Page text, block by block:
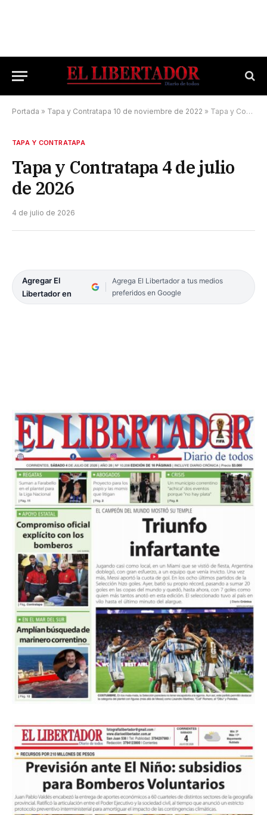
Portada » Tapa y Contratapa 10 de noviembre de 2022 » Tapa y Contratapa 4 de julio de 2026
TAPA Y CONTRATAPA
Tapa y Contratapa 4 de julio
de 2026
4 de julio de 2026
Agregar El
Libertador en
Agrega El Libertador a tus medios
preferidos en Google